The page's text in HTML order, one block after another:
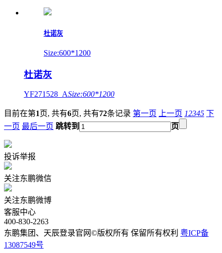
杜诺灰
Size:600*1200
杜诺灰
YF271528_ASize:600*1200
目前在第1页, 共有6页, 共有72条记录 第一页 上一页 12345 下
一页 最后一页 跳转到 页
投诉举报
关注东鹏微信
关注东鹏微博
客服中心
400-830-2263
东鹏集团、天辰登录官网©版权所有 保留所有权利 粤ICP备
13087549号